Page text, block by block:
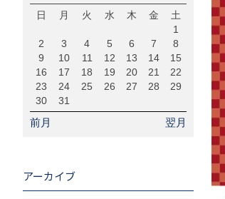
日 月 火 水 木 金
土
1
2
3 4 5 6 7
8
9
10 11 12 13 14
15
16
17 18 19 20 21
22
23
24 25 26 27 28
29
30
31
前月 翌月
アーカイブ